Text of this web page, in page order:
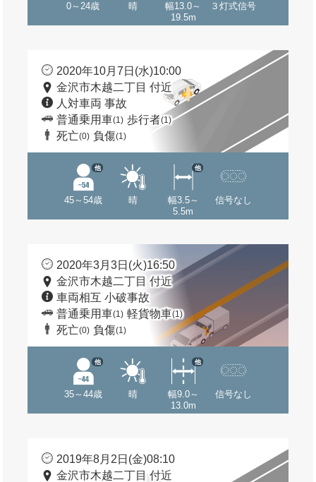
0～24歳 晴
幅13.0～
19.5m
３灯式信号
2020年10月7日(水)10:00
金沢市木越二丁目 付近
人対車両 事故
普通乗用車(1) 歩行者(1)
死亡(0) 負傷(1)
45～54歳
他
晴
幅3.5～
5.5m
他
信号なし
2020年3月3日(火)16:50
金沢市木越二丁目 付近
車両相互 小破事故
普通乗用車(1) 軽貨物車(1)
死亡(0) 負傷(1)
35～44歳
他
晴
幅9.0～
13.0m
他
信号なし
2019年8月2日(金)08:10
金沢市木越二丁目 付近